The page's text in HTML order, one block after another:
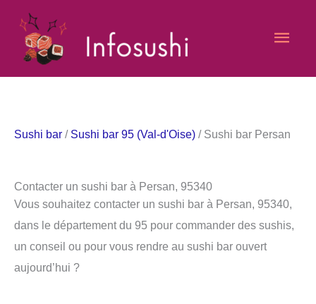
contenu
Sushi bar / Sushi bar 95 (Val-d'Oise) / Sushi bar Persan
Contacter un sushi bar à Persan, 95340
Vous souhaitez contacter un sushi bar à Persan, 95340,
dans le département du 95 pour commander des sushis,
un conseil ou pour vous rendre au sushi bar ouvert
aujourd’hui ?